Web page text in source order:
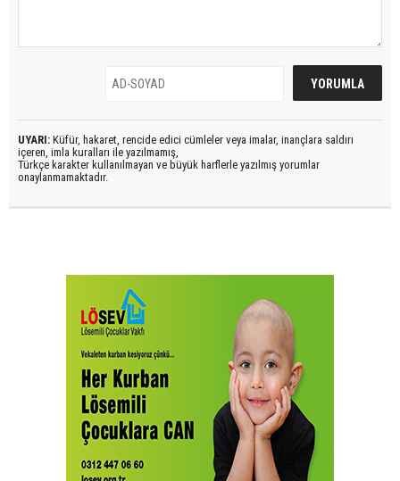
UYARI: Küfür, hakaret, rencide edici cümleler veya imalar, inançlara saldırı
içeren, imla kuralları ile yazılmamış,
Türkçe karakter kullanılmayan ve büyük harflerle yazılmış yorumlar
onaylanmamaktadır.